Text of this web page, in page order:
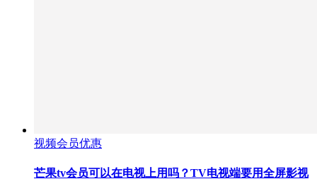
视频会员优惠
芒果tv会员可以在电视上用吗？TV电视端要用全屏影视